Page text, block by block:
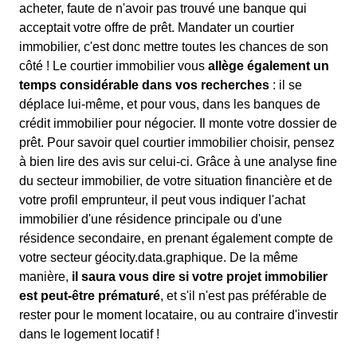
acheter, faute de n'avoir pas trouvé une banque qui
acceptait votre offre de prêt. Mandater un courtier
immobilier, c'est donc mettre toutes les chances de son
côté ! Le courtier immobilier vous allège également un
temps considérable dans vos recherches : il se
déplace lui-même, et pour vous, dans les banques de
crédit immobilier pour négocier. Il monte votre dossier de
prêt. Pour savoir quel courtier immobilier choisir, pensez
à bien lire des avis sur celui-ci. Grâce à une analyse fine
du secteur immobilier, de votre situation financière et de
votre profil emprunteur, il peut vous indiquer l'achat
immobilier d'une résidence principale ou d'une
résidence secondaire, en prenant également compte de
votre secteur géocity.data.graphique. De la même
manière, il saura vous dire si votre projet immobilier
est peut-être prématuré, et s'il n'est pas préférable de
rester pour le moment locataire, ou au contraire d'investir
dans le logement locatif !